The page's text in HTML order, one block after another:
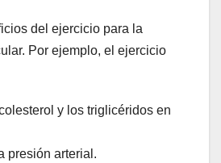
del ejercicio para la
Por ejemplo, el ejercicio
y los triglicéridos en
presión arterial.